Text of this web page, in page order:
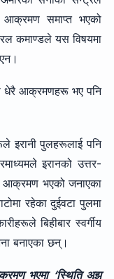
आक्रमण समाप्त भएको
कमाण्डले यस विषयमा
धेरै आक्रमणहरू भए पनि
इरानी पुलहरूलाई पनि
इरानको उत्तर-
आक्रमण भएको जनाएका
रहेका दुईवटा पुलमा
बिहीबार स्वर्गीय
बनाएका छन्।
भएमा ‘स्थिति अझ